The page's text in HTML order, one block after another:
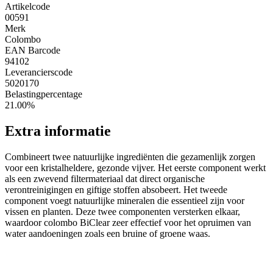
Artikelcode
00591
Merk
Colombo
EAN Barcode
94102
Leverancierscode
5020170
Belastingpercentage
21.00%
Extra informatie
Combineert twee natuurlijke ingrediënten die gezamenlijk zorgen
voor een kristalheldere, gezonde vijver. Het eerste component werkt
als een zwevend filtermateriaal dat direct organische
verontreinigingen en giftige stoffen absobeert. Het tweede
component voegt natuurlijke mineralen die essentieel zijn voor
vissen en planten. Deze twee componenten versterken elkaar,
waardoor colombo BiClear zeer effectief voor het opruimen van
water aandoeningen zoals een bruine of groene waas.